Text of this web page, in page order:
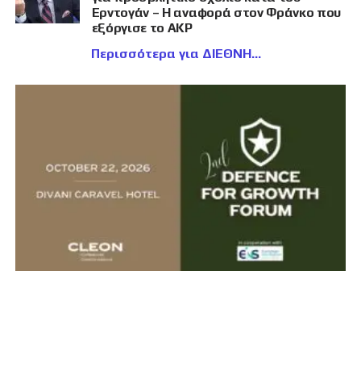
Ερντογάν – Η αναφορά στον Φράνκο που
εξόργισε το AKP
Περισσότερα για ΔΙΕΘΝΗ